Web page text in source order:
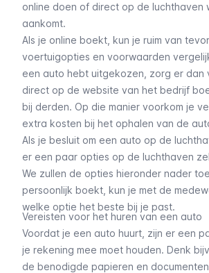
online doen of direct op de luchthaven
aankomt.
Als je online boekt, kun je ruim van
voertuigopties en voorwaarden
een auto hebt uitgekozen, zorg er dan
direct op de website van het bedrijf
bij derden. Op die manier voorkom je
extra kosten bij het ophalen van de
Als je besluit om een auto op de
er een paar opties op de luchthaven
We zullen de opties hieronder nader
persoonlijk boekt, kun je met de
welke optie het beste bij je past.
Vereisten voor het huren van een auto
Voordat je een auto huurt, zijn er een
je rekening mee moet houden. Denk
de benodigde papieren en